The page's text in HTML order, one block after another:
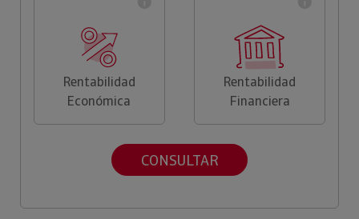
Rentabilidad
Económica
Rentabilidad
Financiera
CONSULTAR